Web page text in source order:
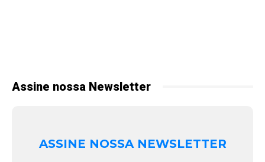
Assine nossa Newsletter
ASSINE NOSSA NEWSLETTER